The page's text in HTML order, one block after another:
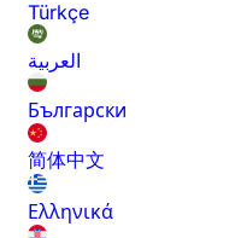
Türkçe
العربية
Български
简体中文
Ελληνικά